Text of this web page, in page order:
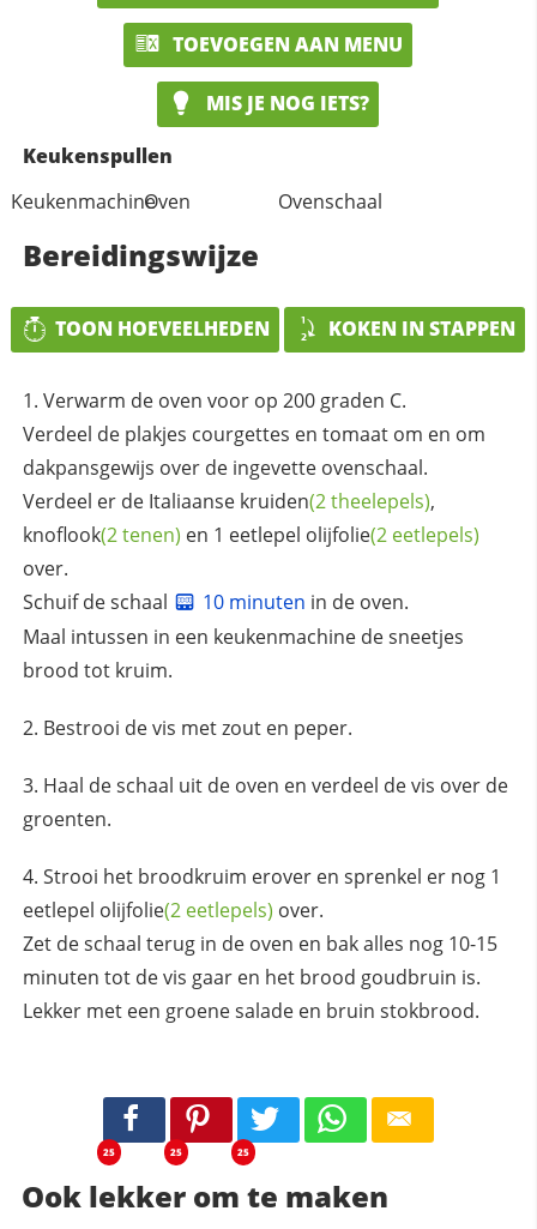
TOEVOEGEN AAN MENU
MIS JE NOG IETS?
Keukenspullen
KeukenmachineOven Ovenschaal
Bereidingswijze
TOON HOEVEELHEDEN KOKEN IN STAPPEN
Verwarm de oven voor op 200 graden C.
Verdeel de plakjes courgettes en tomaat om en om
dakpansgewijs over de ingevette ovenschaal.
Verdeel er de Italiaanse kruiden(2 theelepels),
knoflook(2 tenen) en 1 eetlepel olijfolie(2 eetlepels)
over.
Schuif de schaal
10 minuten in de oven.
Maal intussen in een keukenmachine de sneetjes
brood tot kruim.
Bestrooi de vis met zout en peper.
Haal de schaal uit de oven en verdeel de vis over de
groenten.
Strooi het broodkruim erover en sprenkel er nog 1
eetlepel olijfolie(2 eetlepels) over.
Zet de schaal terug in de oven en bak alles nog 10-15
minuten tot de vis gaar en het brood goudbruin is.
Lekker met een groene salade en bruin stokbrood.
25 25 25
Ook lekker om te maken